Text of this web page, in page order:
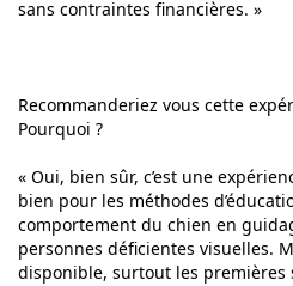
sans contraintes financières. »
Recommanderiez vous cette
Pourquoi ?
« Oui, bien sûr, c’est une
bien pour les méthodes
comportement du chien en
personnes déficientes visuelles.
disponible, surtout les premières